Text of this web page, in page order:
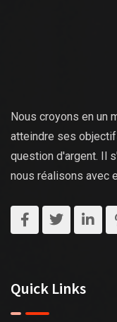
Nous croyons en un
atteindre ses
question d'argent. Il
nous réalisons avec
Quick Links